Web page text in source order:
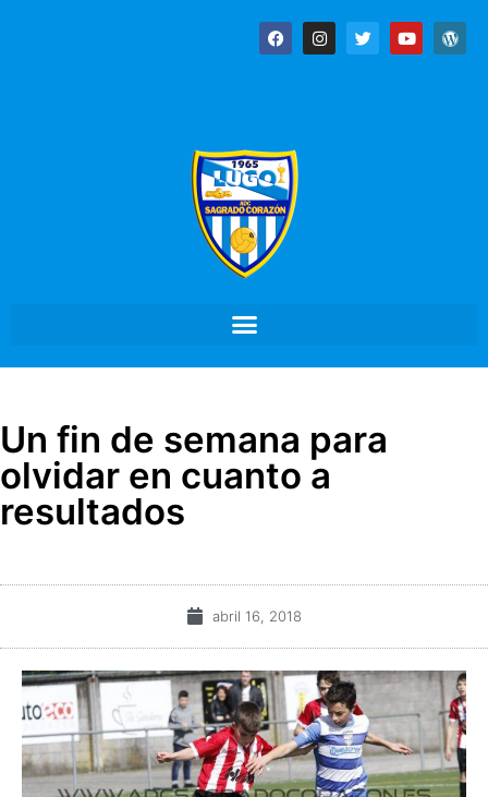
Un fin de semana para
olvidar en cuanto a
resultados
abril 16, 2018